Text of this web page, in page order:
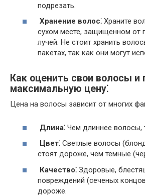
подрезать.
Хранение волос⁚ Храните
сухом месте, защищенном от
лучей. Не стоит хранить
пакетах, так как они могут
Как оценить свои волосы и
максимальную цену⁚
Цена на волосы зависит от многих
Длина⁚ Чем длиннее волосы,
Цвет⁚ Светлые волосы
стоят дороже, чем темные
Качество⁚ Здоровые,
повреждений (сеченых
дороже.